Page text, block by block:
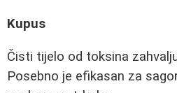
Kupus
Čisti tijelo od toksina
Posebno je efikasan za